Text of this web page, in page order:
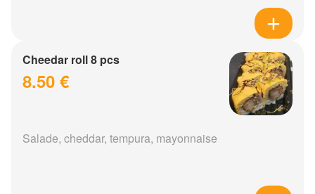
Cheedar roll 8 pcs
8.50 €
Salade, cheddar, tempura, mayonnaise